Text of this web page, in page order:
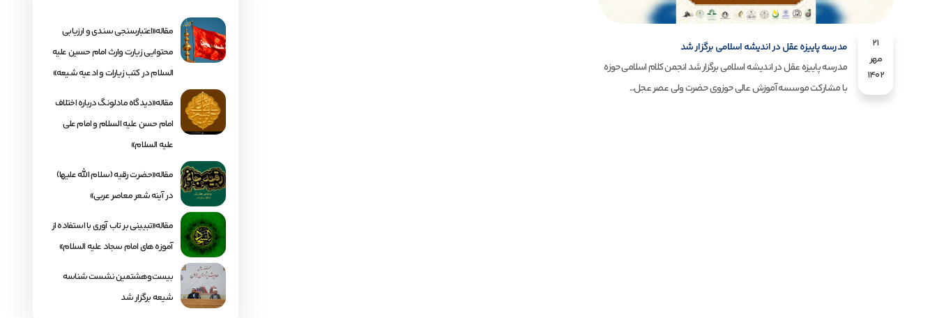
21
مهر
1402
مدرسه پاییزه عقل در اندیشه اسلامی برگزار شد
مدرسه پاییزه عقل در اندیشه اسلامی برگزار شد انجمن کلام اسلامی حوزه
با مشارکت موسسه آموزش عالی حوزوی حضرت ولی عصر عجل...
مقاله«اعتبارسنجی سندی و ارزیابی
محتوایی زیارت وارث امام حسین علیه
السلام در کتب زیارات و ادعیه شیعه»
مقاله«دیدگاه مادلونگ درباره اختلاف
امام حسن علیه السلام و امام علی
علیه السلام»
مقاله«حضرت رقیه (سلام الله علیها)
در آینه شعر معاصر عربی»
مقاله«تبیینی بر تاب آوری با استفاده از
آموزه های امام سجاد علیه السلام»
بیست‌وهشتمین نشست شناسه
شیعه برگزار شد